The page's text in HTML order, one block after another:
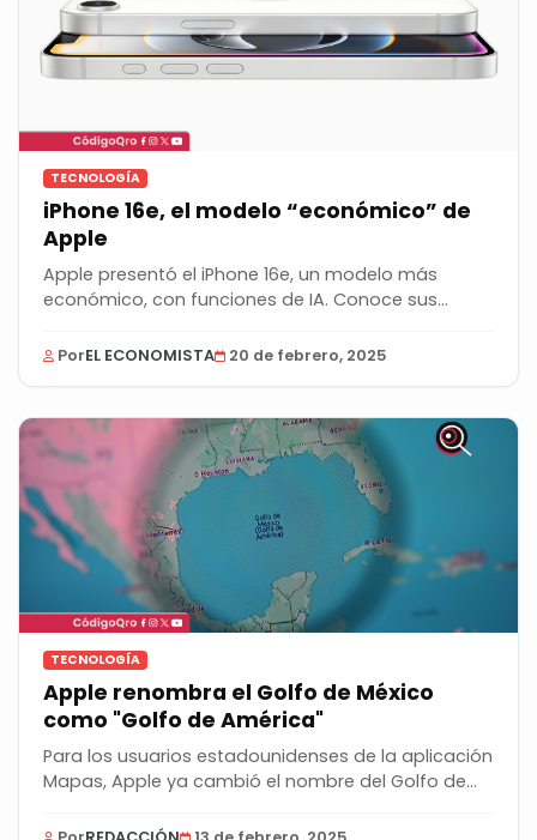
TECNOLOGÍA
iPhone 16e, el modelo “económico” de
Apple
Apple presentó el iPhone 16e, un modelo más
económico, con funciones de IA. Conoce sus...
PorEL ECONOMISTA 20 de febrero, 2025
TECNOLOGÍA
Apple renombra el Golfo de México
como "Golfo de América"
Para los usuarios estadounidenses de la aplicación
Mapas, Apple ya cambió el nombre del Golfo de...